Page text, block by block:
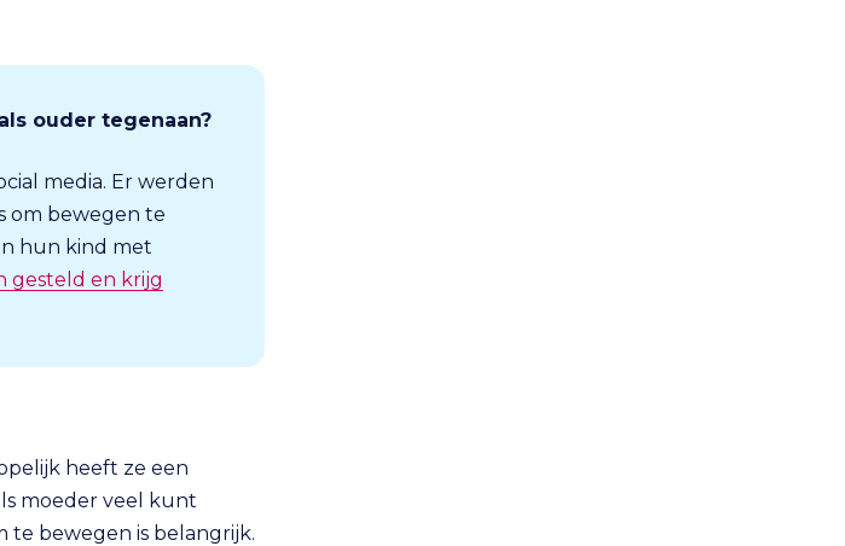
ouder tegenaan?
media. Er werden
om bewegen te
hun kind met
gesteld en krijg
heeft ze een
moeder veel kunt
te bewegen is belangrijk.